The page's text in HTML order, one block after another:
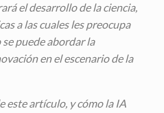
el desarrollo de la ciencia,
a las cuales les preocupa
puede abordar la
en el escenario de la
este artículo, y cómo la IA